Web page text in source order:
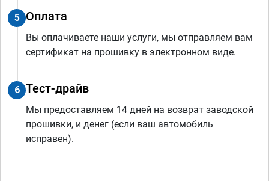
5 Оплата
Вы оплачиваете наши услуги, мы отправляем вам
сертификат на прошивку в электронном виде.
6 Тест-драйв
Мы предоставляем 14 дней на возврат заводской
прошивки, и денег (если ваш автомобиль
исправен).